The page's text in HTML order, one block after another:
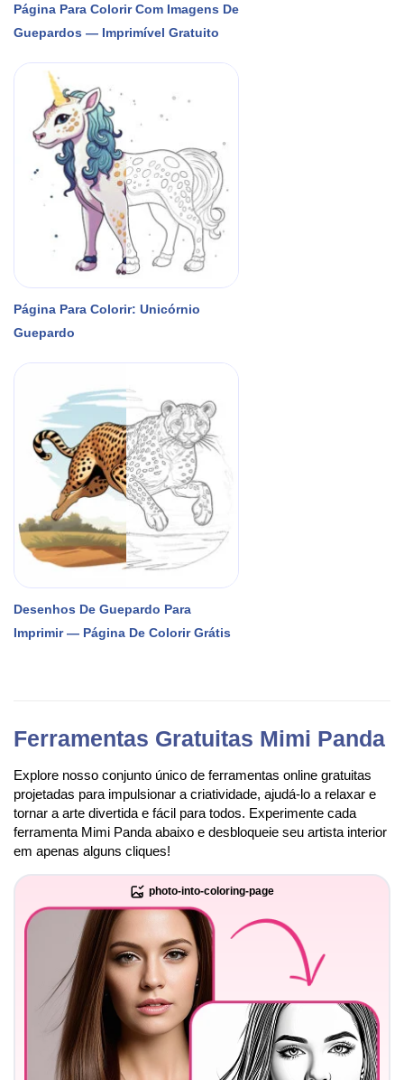
Página Para Colorir Com Imagens De
Guepardos — Imprimível Gratuito
Página Para Colorir: Unicórnio
Guepardo
Desenhos De Guepardo Para
Imprimir — Página De Colorir Grátis
Ferramentas Gratuitas Mimi Panda
Explore nosso conjunto único de ferramentas online gratuitas
projetadas para impulsionar a criatividade, ajudá-lo a relaxar e
tornar a arte divertida e fácil para todos. Experimente cada
ferramenta Mimi Panda abaixo e desbloqueie seu artista interior
em apenas alguns cliques!
photo-into-coloring-page